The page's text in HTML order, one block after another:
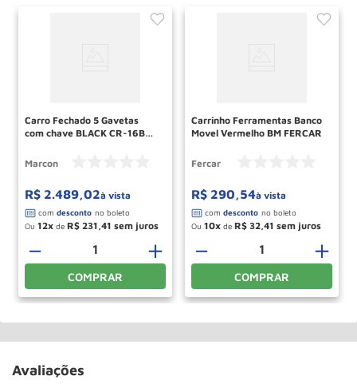
Carro Fechado 5 Gavetas
com chave BLACK CR-16B
Marcon
R$ 2.489,02à vista
Ou 12 de R$ 231,41
＋
－
COMPRAR
Carrinho Ferramentas Banco
Movel Vermelho BM FERCAR
Fercar
R$ 290,54à vista
Ou 10 de R$ 32,41
＋
－
COMPRAR
Avaliações